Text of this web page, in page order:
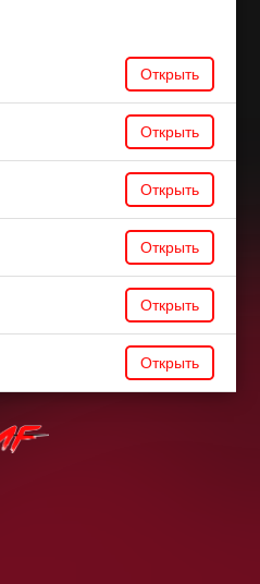
Открыть
Открыть
Открыть
Открыть
Открыть
Открыть